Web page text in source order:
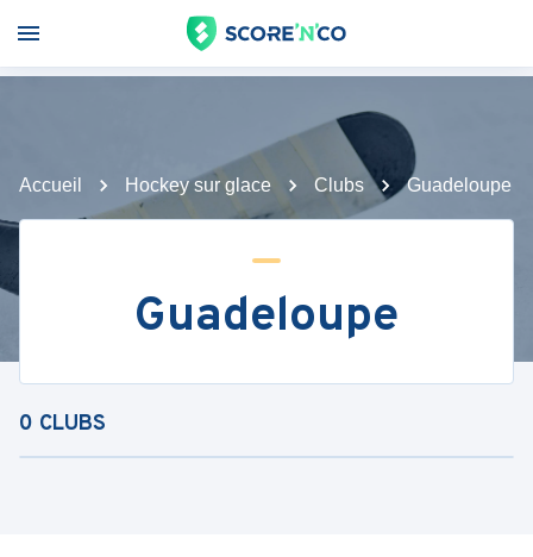
Accueil Hockey sur glace Clubs Guadeloupe
Guadeloupe
0 CLUBS